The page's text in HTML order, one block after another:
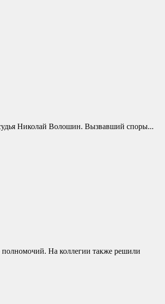
Николай Волошин. Вызвавший споры...
полномочий. На коллегии также решили